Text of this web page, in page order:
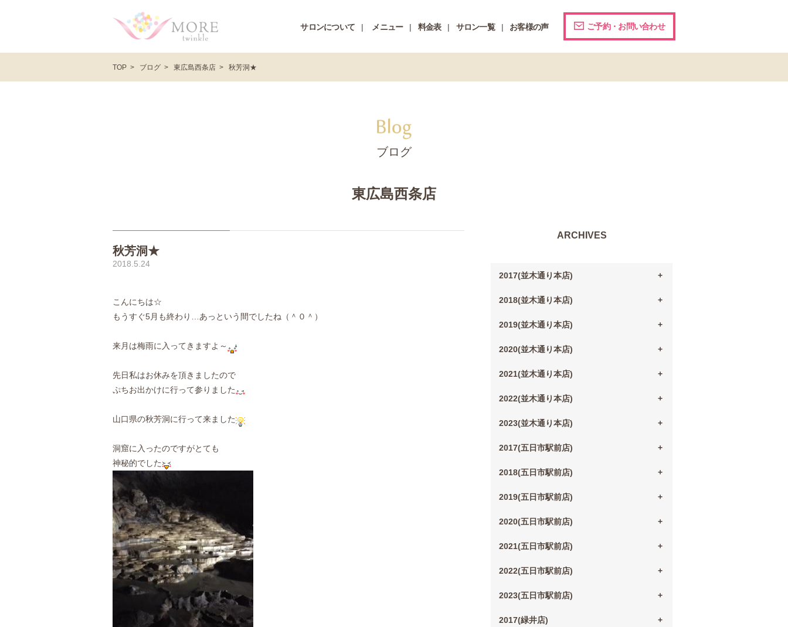
サロンについて メニュー 料金表 サロン一覧 お客様の声 ご予約・お問い合わせ
TOP ブログ 東広島西条店 秋芳洞★
ブログ
東広島西条店
秋芳洞★
2018.5.24
こんにちは☆
もうすぐ5月も終わり…あっという間でしたね（＾０＾）
来月は梅雨に入ってきますよ～
先日私はお休みを頂きましたので
ぷちお出かけに行って参りました
山口県の秋芳洞に行って来ました
洞窟に入ったのですがとても
神秘的でした
ARCHIVES
2017(並木通り本店)
2018(並木通り本店)
2019(並木通り本店)
2020(並木通り本店)
2021(並木通り本店)
2022(並木通り本店)
2023(並木通り本店)
2017(五日市駅前店)
2018(五日市駅前店)
2019(五日市駅前店)
2020(五日市駅前店)
2021(五日市駅前店)
2022(五日市駅前店)
2023(五日市駅前店)
2017(緑井店)